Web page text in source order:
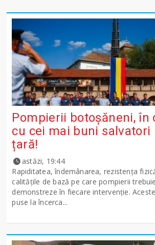
Pompierii botoșăneni, în
cu cei mai buni
țară!
astăzi, 19:44
Rapiditatea, îndemânarea, rezistența
calitățile de bază pe care pompierii
demonstreze în fiecare intervenție.
puse la încerca...